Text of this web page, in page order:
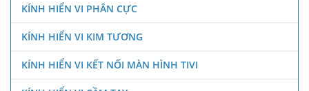
KÍNH HIỂN VI PHÂN CỰC
KÍNH HIỂN VI KIM TƯƠNG
KÍNH HIỂN VI KẾT NỐI MÀN HÌNH TIVI